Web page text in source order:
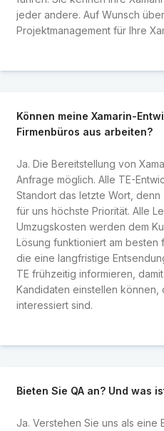
jeder andere. Auf Wunsch
Projektmanagement für Ihre
Können meine Xamarin-
Firmenbüros aus arbeiten?
Ja. Die Bereitstellung von
Anfrage möglich. Alle TE-
Standort das letzte Wort,
für uns höchste Priorität. Alle
Umzugskosten werden dem
Lösung funktioniert am besten
die eine langfristige
TE frühzeitig informieren,
Kandidaten einstellen können,
interessiert sind.
Bieten Sie QA an? Und was
Ja. Verstehen Sie uns als eine